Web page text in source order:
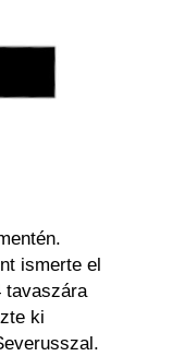
ismerte el
tavaszára
ki